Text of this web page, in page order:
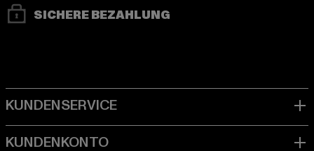
SICHERE BEZAHLUNG